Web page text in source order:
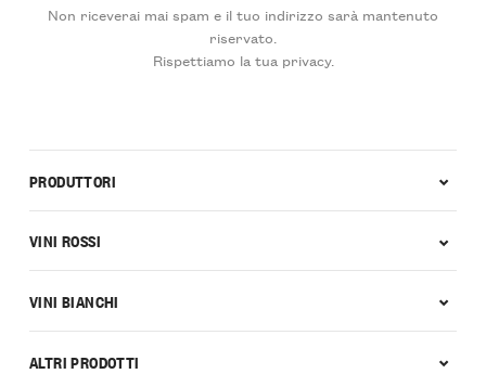
Non riceverai mai spam e il tuo indirizzo sarà mantenuto
riservato.
Rispettiamo la tua privacy.
PRODUTTORI
VINI ROSSI
VINI BIANCHI
ALTRI PRODOTTI